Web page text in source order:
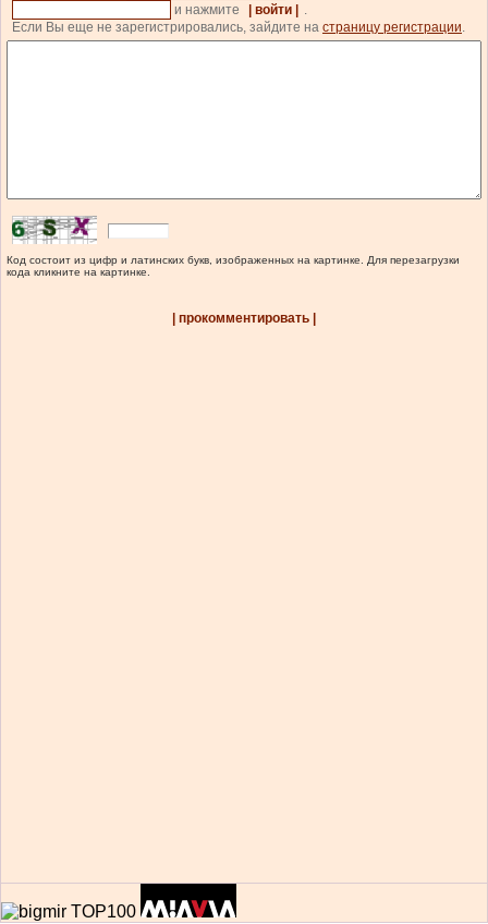
и нажмите
| войти |
.
Если Вы еще не зарегистрировались, зайдите на страницу регистрации.
Код состоит из цифр и латинских букв, изображенных на картинке. Для перезагрузки
кода кликните на картинке.
| прокомментировать |